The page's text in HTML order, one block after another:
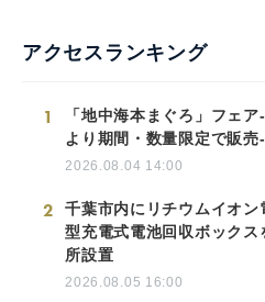
アクセスランキング
1
「地中海本まぐろ」フェア
より期間・数量限定で販売-
2026.08.04 14:00
2
千葉市内にリチウムイオン
型充電式電池回収ボックス
所設置
2026.08.05 16:00